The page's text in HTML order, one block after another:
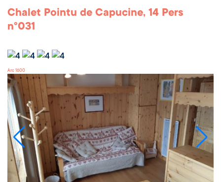
Chalet Pointu de Capucine, 14 Pers
n°031
Arc 1600